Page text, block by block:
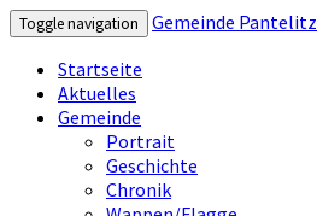
Toggle navigation
Gemeinde Pantelitz
Startseite
Aktuelles
Gemeinde
Portrait
Geschichte
Chronik